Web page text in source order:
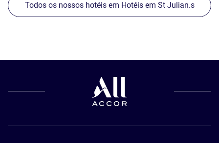
Todos os nossos hotéis em Hotéis em St Julian.s